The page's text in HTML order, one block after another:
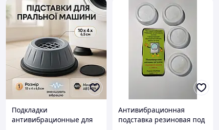
Подкладки
антивибрационные для
Антивибрационная
подставка резиновая под